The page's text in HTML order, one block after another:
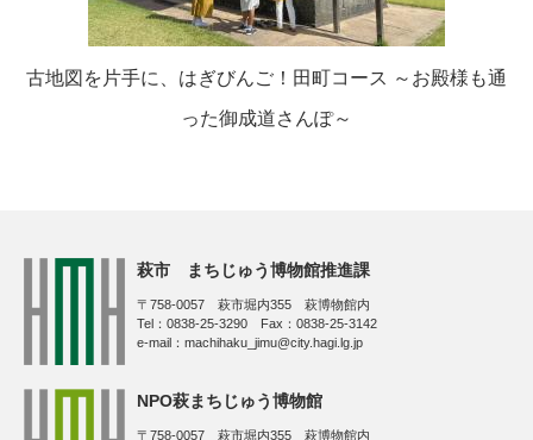
古地図を片手に、はぎびんご！田町コース ～お殿様も通
った御成道さんぽ～
萩市 まちじゅう博物館推進課
〒758-0057 萩市堀内355 萩博物館内
Tel：0838-25-3290 Fax：0838-25-3142
e-mail：machihaku_jimu@city.hagi.lg.jp
NPO萩まちじゅう博物館
〒758-0057 萩市堀内355 萩博物館内